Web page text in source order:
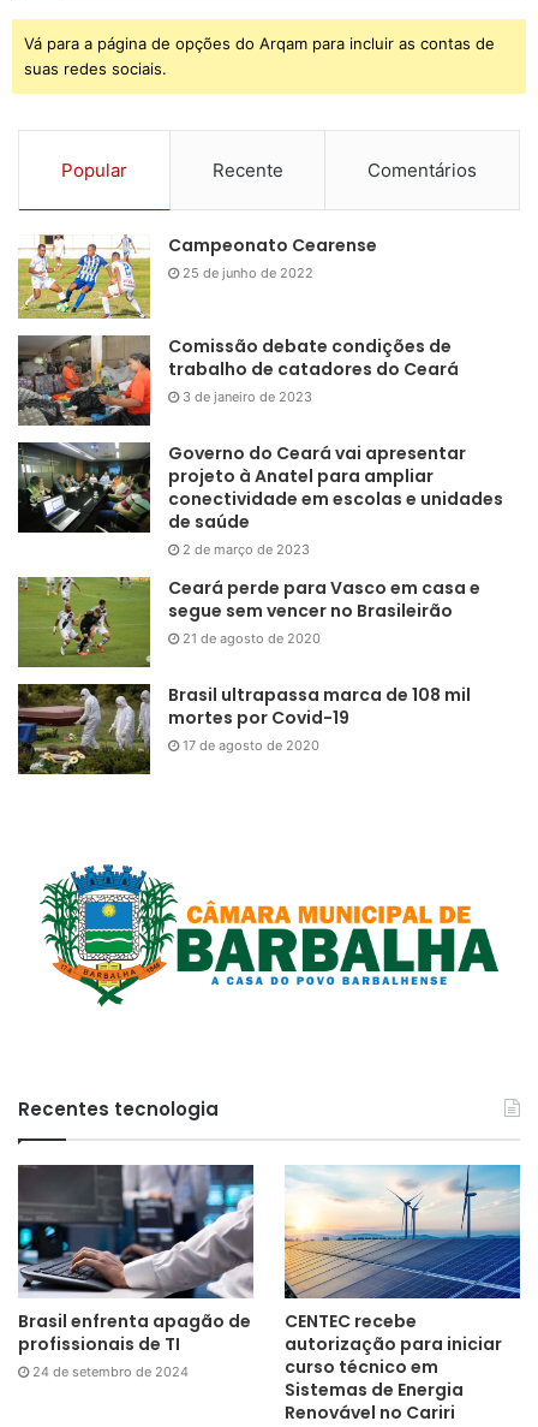
Vá para a página de opções do Arqam para incluir as contas de
suas redes sociais.
Popular Recente Comentários
Campeonato Cearense
25 de junho de 2022
Comissão debate condições de
trabalho de catadores do Ceará
3 de janeiro de 2023
Governo do Ceará vai apresentar
projeto à Anatel para ampliar
conectividade em escolas e unidades
de saúde
2 de março de 2023
Ceará perde para Vasco em casa e
segue sem vencer no Brasileirão
21 de agosto de 2020
Brasil ultrapassa marca de 108 mil
mortes por Covid-19
17 de agosto de 2020
Recentes tecnologia
Brasil enfrenta apagão de
profissionais de TI
24 de setembro de 2024
CENTEC recebe
autorização para iniciar
curso técnico em
Sistemas de Energia
Renovável no Cariri